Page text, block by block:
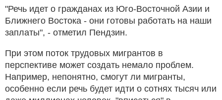
"Речь идет о гражданах из Юго-Восточной Азии и
Ближнего Востока - они готовы работать на наши
заплаты", - отметил Пендзин.
При этом поток трудовых мигрантов в
перспективе может создать немало проблем.
Например, непонятно, смогут ли мигранты,
особенно если речь будет идти о сотнях тысяч или